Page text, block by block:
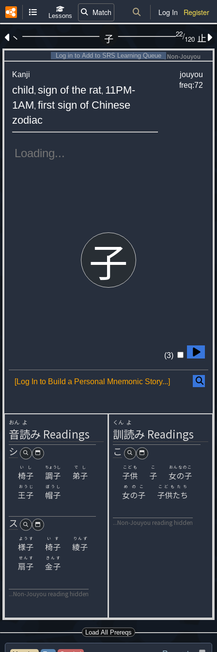
Lessons Match Log In Register
丶 22/120
子 止
Non-Jouyou
Log in to Add to SRS Learning Queue
Kanji
child, sign of the rat, 11PM-
1AM, first sign of Chinese
zodiac
jouyou
freq:72
子
(3)
[Log In to Build a Personal Mnemonic Story...]
音
おん
読
よ
み Readings
シ
椅子
いし
調子
ちょうし
弟子
でし
王子
おうじ
帽子
ぼうし
ス
様子
ようす
椅子
いす
綾子
りんず
扇子
せんす
金子
きんす
...Non-Jouyou reading hidden
訓
くん
読
よ
み Readings
こ
子供
こども
子
こ
女の子
おんなのこ
女の子
めのこ
子供たち
こどもたち
...Non-Jouyou reading hidden
Load All Prereqs